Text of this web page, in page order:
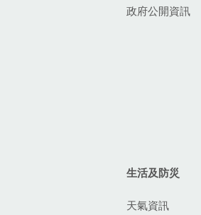
政府公開資訊
生活及防災
天氣資訊